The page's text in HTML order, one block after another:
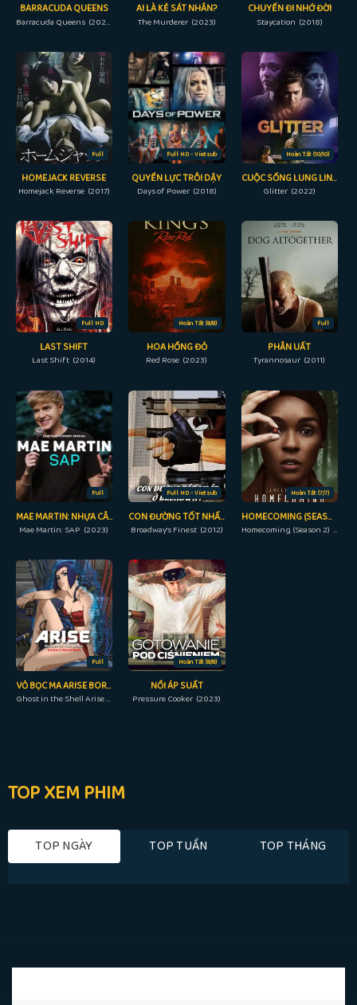
BARRACUDA QUEENS
Barracuda Queens (2023)
AI LÀ KẺ SÁT NHÂN?
The Murderer (2023)
CHUYẾN ĐI NHỚ ĐỜI
Staycation (2018)
Full
HOMEJACK REVERSE
Homejack Reverse (2017)
Full HD - Vietsub
QUYỀN LỰC TRỖI DẬY
Days of Power (2018)
Hoàn Tất (10/10)
CUỘC SỐNG LUNG LINH
Glitter (2022)
Full HD
LAST SHIFT
Last Shift (2014)
Hoàn Tất (8/8)
HOA HỒNG ĐỎ
Red Rose (2023)
Full
PHẪN UẤT
Tyrannosaur (2011)
Full
MAE MARTIN: NHỰA CÂY
Mae Martin: SAP (2023)
Full HD - Vietsub
CON ĐƯỜNG TỐT NHẤT Ở BROADWAY
Broadway’s Finest (2012)
Hoàn Tất (7/7)
HOMECOMING (SEASON 2)
Homecoming (Season 2) (2020)
Full
VỎ BỌC MA ARISE BORDER: 3 NƯỚC MẮT MA
Ghost in the Shell Arise - Border 3: Ghost Tears (2014)
Hoàn Tất (8/8)
NỒI ÁP SUẤT
Pressure Cooker (2023)
TOP XEM PHIM
TOP NGÀY TOP TUẦN TOP THÁNG